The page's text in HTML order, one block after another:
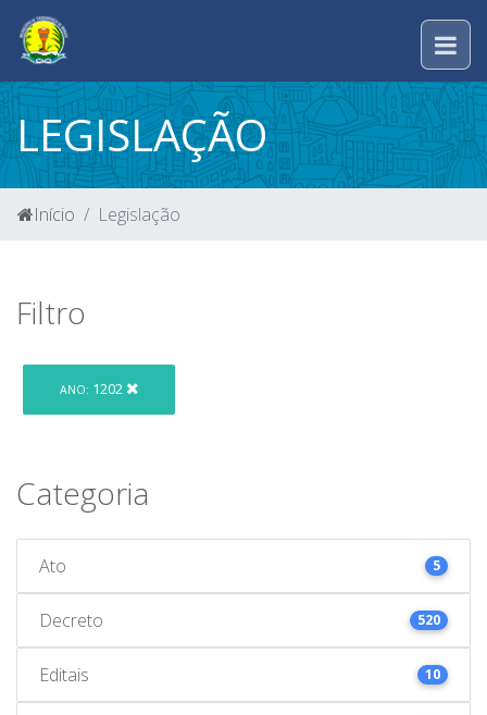
LEGISLAÇÃO
Início Legislação
Filtro
ANO: 1202
Categoria
Ato 5
Decreto 520
Editais 10